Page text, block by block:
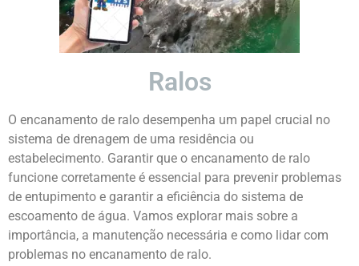
Ralos
O encanamento de ralo desempenha um papel crucial no
sistema de drenagem de uma residência ou
estabelecimento. Garantir que o encanamento de ralo
funcione corretamente é essencial para prevenir problemas
de entupimento e garantir a eficiência do sistema de
escoamento de água. Vamos explorar mais sobre a
importância, a manutenção necessária e como lidar com
problemas no encanamento de ralo.